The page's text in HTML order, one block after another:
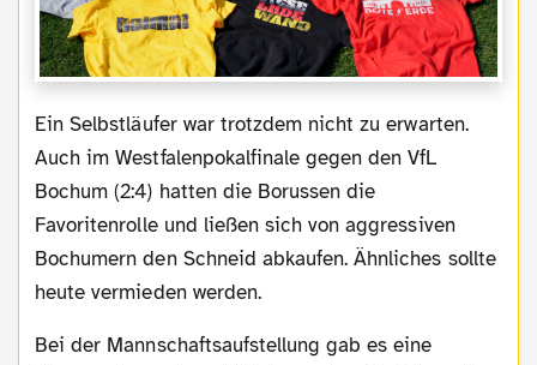
Ein Selbstläufer war trotzdem nicht zu erwarten.
Auch im Westfalenpokalfinale gegen den VfL
Bochum (2:4) hatten die Borussen die
Favoritenrolle und ließen sich von aggressiven
Bochumern den Schneid abkaufen. Ähnliches sollte
heute vermieden werden.
Bei der Mannschaftsaufstellung gab es eine